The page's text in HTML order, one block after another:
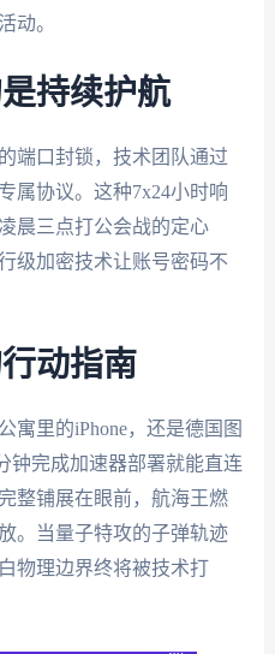
动。
持续护航
端口封锁，技术团队通过
属协议。这种7x24小时响
晨三点打公会战的定心
级加密技术让账号密码不
动指南
寓里的iPhone，还是德国图
钟完成加速器部署就能直连
整铺展在眼前，航海王燃
。当量子特攻的子弹轨迹
物理边界终将被技术打